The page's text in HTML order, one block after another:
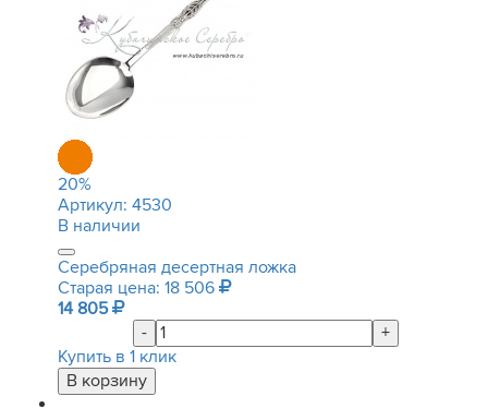
20%
Артикул: 4530
В наличии
Серебряная десертная ложка
Старая цена: 18 506
14 805
-
+
Купить в 1 клик